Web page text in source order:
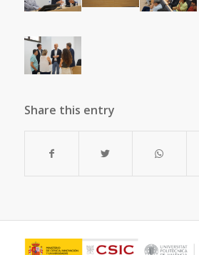
Share this entry